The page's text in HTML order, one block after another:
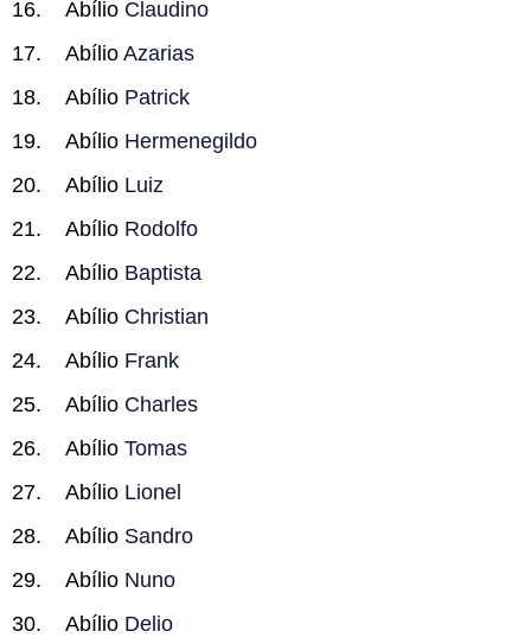
Abílio Claudino
Abílio Azarias
Abílio Patrick
Abílio Hermenegildo
Abílio Luiz
Abílio Rodolfo
Abílio Baptista
Abílio Christian
Abílio Frank
Abílio Charles
Abílio Tomas
Abílio Lionel
Abílio Sandro
Abílio Nuno
Abílio Delio